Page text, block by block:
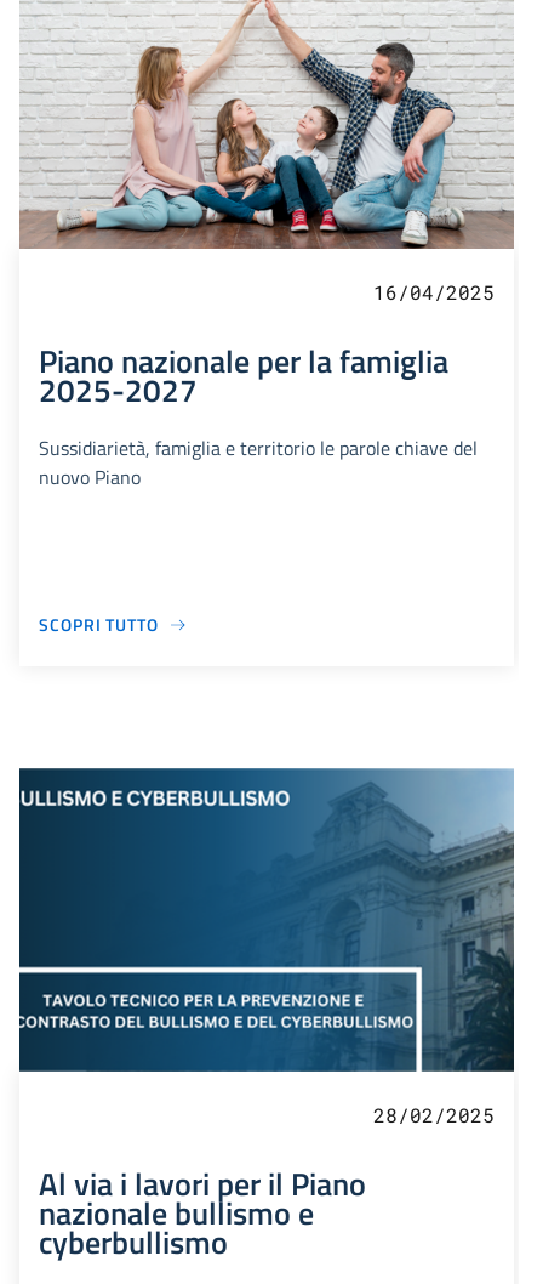
16/04/2025
Piano nazionale per la famiglia
2025-2027
Sussidiarietà, famiglia e territorio le parole chiave del
nuovo Piano
SCOPRI TUTTO
28/02/2025
Al via i lavori per il Piano
nazionale bullismo e
cyberbullismo